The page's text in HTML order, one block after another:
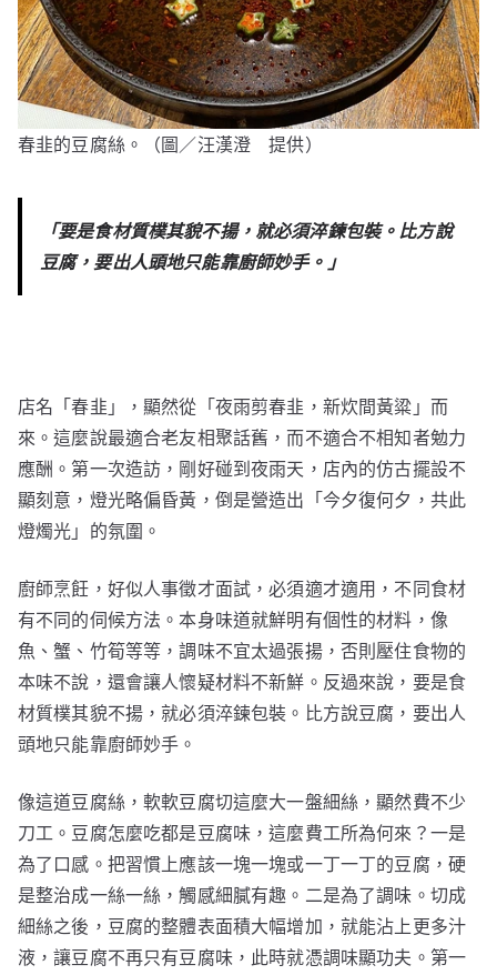
春韭的豆腐絲。（圖／汪漢澄 提供）
「要是食材質樸其貌不揚，就必須淬鍊包裝。比方說
豆腐，要出人頭地只能靠廚師妙手。」
店名「春韭」，顯然從「夜雨剪春韭，新炊間黃粱」而
來。這麼說最適合老友相聚話舊，而不適合不相知者勉力
應酬。第一次造訪，剛好碰到夜雨天，店內的仿古擺設不
顯刻意，燈光略偏昏黃，倒是營造出「今夕復何夕，共此
燈燭光」的氛圍。
廚師烹飪，好似人事徵才面試，必須適才適用，不同食材
有不同的伺候方法。本身味道就鮮明有個性的材料，像
魚、蟹、竹筍等等，調味不宜太過張揚，否則壓住食物的
本味不說，還會讓人懷疑材料不新鮮。反過來說，要是食
材質樸其貌不揚，就必須淬鍊包裝。比方說豆腐，要出人
頭地只能靠廚師妙手。
像這道豆腐絲，軟軟豆腐切這麼大一盤細絲，顯然費不少
刀工。豆腐怎麼吃都是豆腐味，這麼費工所為何來？一是
為了口感。把習慣上應該一塊一塊或一丁一丁的豆腐，硬
是整治成一絲一絲，觸感細膩有趣。二是為了調味。切成
細絲之後，豆腐的整體表面積大幅增加，就能沾上更多汁
液，讓豆腐不再只有豆腐味，此時就憑調味顯功夫。第一